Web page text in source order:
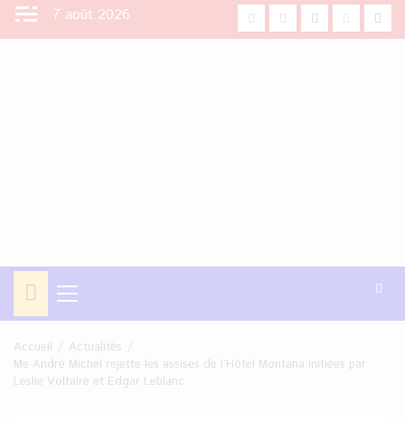
Aller
7 août 2026 facebookYoutube
X
Menu
principal
Accueil
Actualités
Me André Michel rejette les assises de l’Hôtel Montana initiées par
Leslie Voltaire et Edgar Leblanc